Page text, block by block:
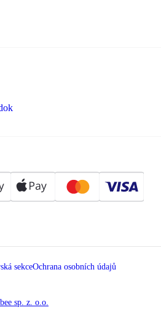
sekceOchrana osobních údajů
sp. z. o.o.